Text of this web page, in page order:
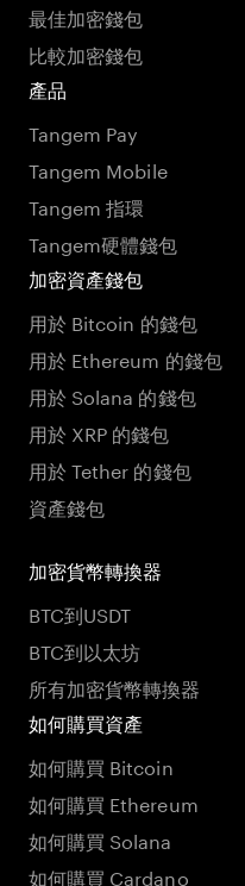
最佳加密錢包
比較加密錢包
產品
Tangem Pay
Tangem Mobile
Tangem 指環
Tangem硬體錢包
加密資產錢包
用於 Bitcoin 的錢包
用於 Ethereum 的錢包
用於 Solana 的錢包
用於 XRP 的錢包
用於 Tether 的錢包
資產錢包
加密貨幣轉換器
BTC到USDT
BTC到以太坊
所有加密貨幣轉換器
如何購買資產
如何購買 Bitcoin
如何購買 Ethereum
如何購買 Solana
如何購買 Cardano